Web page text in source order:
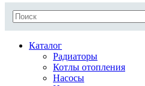
Каталог
Радиаторы
Котлы отопления
Насосы